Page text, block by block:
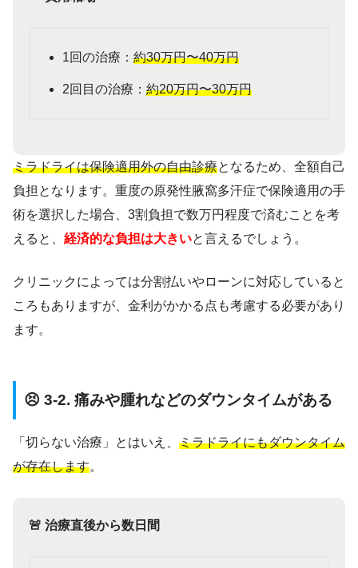
1回の治療： 約30万円〜40万円
2回目の治療： 約20万円〜30万円
ミラドライは保険適用外の自由診療となるため、全額自己
負担となります。重度の原発性腋窩多汗症で保険適用の手
術を選択した場合、3割負担で数万円程度で済むことを考
えると、 経済的な負担は大きいと言えるでしょう。
クリニックによっては分割払いやローンに対応していると
ころもありますが、金利がかかる点も考慮する必要があり
ます。
😣 3-2. 痛みや腫れなどのダウンタイムがある
「切らない治療」とはいえ、 ミラドライにもダウンタイム
が存在します。
🚨 治療直後から数日間